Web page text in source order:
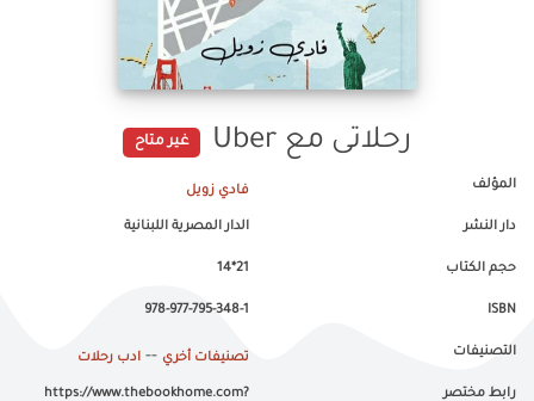
رحلاتى مع Uber غير متاح
المؤلف فادي زويل
دار النشر الدار المصرية اللبنانية
حجم الكتاب 21*14
ISBN
978-977-795-348-1
التصنيفات تصنيفات أخري -- ادب رحلات
رابط مختصر https://www.thebookhome.com?